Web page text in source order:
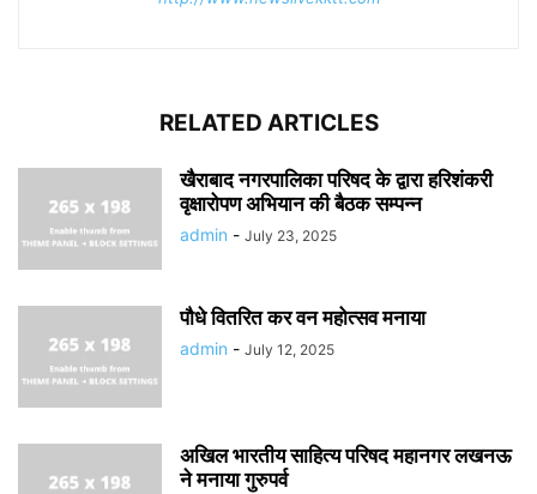
RELATED ARTICLES
खैराबाद नगरपालिका परिषद के द्वारा हरिशंकरी
वृक्षारोपण अभियान की बैठक सम्पन्न
admin - July 23, 2025
पौधे वितरित कर वन महोत्सव मनाया
admin - July 12, 2025
अखिल भारतीय साहित्य परिषद महानगर लखनऊ
ने मनाया गुरुपर्व